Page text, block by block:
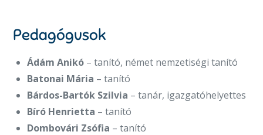
Pedagógusok
Ádám Anikó – tanító, német nemzetiségi tanító
Batonai Mária – tanító
Bárdos-Bartók Szilvia – tanár, igazgatóhelyettes
Bíró Henrietta – tanító
Dombovári Zsófia – tanító